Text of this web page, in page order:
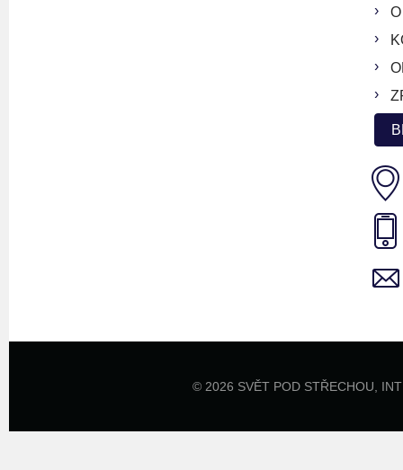
© 2026 SVĚT POD STŘECHOU,